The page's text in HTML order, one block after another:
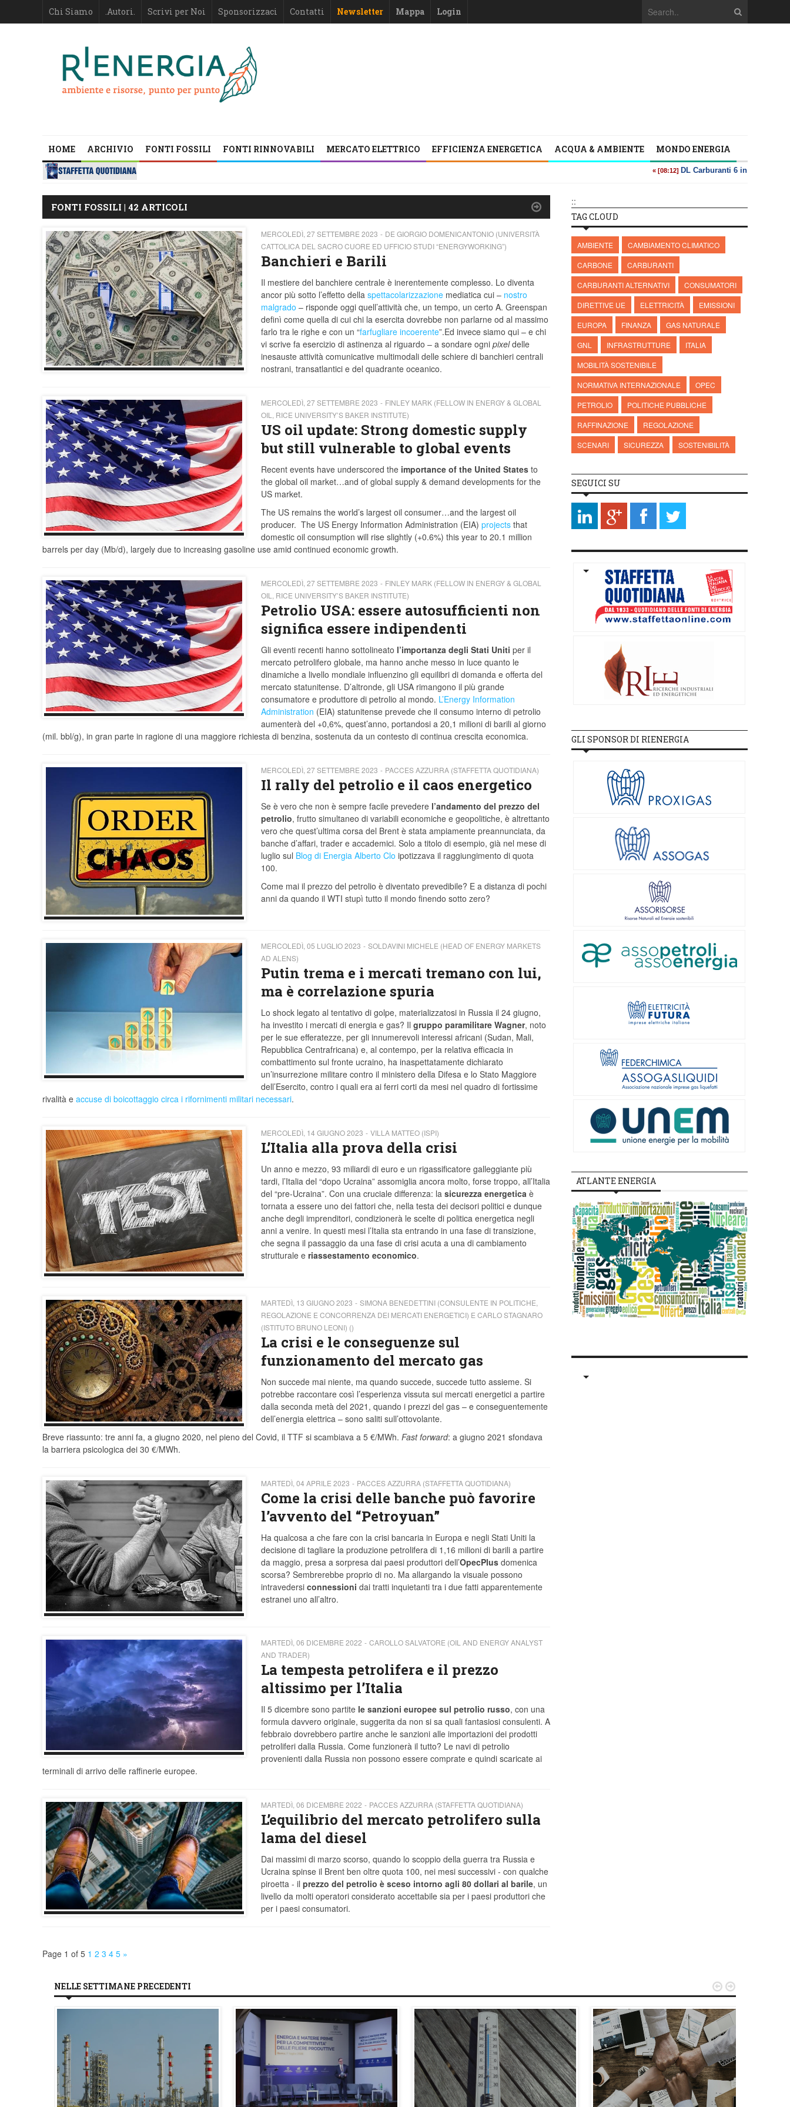
Chi Siamo .Autori. Scrivi per Noi Sponsorizzaci Contatti Newsletter Mappa Login
HOME ARCHIVIO FONTI FOSSILI FONTI RINNOVABILI MERCATO ELETTRICO EFFICIENZA ENERGETICA ACQUA & AMBIENTE MONDO ENERGIA
::
FONTI FOSSILI | 42 ARTICOLI
MERCOLEDÌ, 27 SETTEMBRE 2023
DE GIORGIO DOMENICANTONIO (UNIVERSITÀ
CATTOLICA DEL SACRO CUORE ED UFFICIO STUDI “ENERGYWORKING”)
Banchieri e Barili
Il mestiere del banchiere centrale è inerentemente complesso. Lo diventa
ancor più sotto l’effetto della spettacolarizzazionemediatica cui – nostro
malgrado – risponde oggi quell’attività che, un tempo, un certo A. Greenspan
definì come quella di cui chi la esercita dovrebbe non parlarne od al massimo
farlo tra le righe e con un “farfugliare incoerente”.Ed invece siamo qui – e chi
vi scrive fa esercizio di astinenza al riguardo – a sondare ogni pixeldelle
inesauste attività comunicative multimodali delle schiere di banchieri centrali
nostrani, transatlantici e del quadrante oceanico.
MERCOLEDÌ, 27 SETTEMBRE 2023
FINLEY MARK (FELLOW IN ENERGY & GLOBAL
OIL, RICE UNIVERSITY’S BAKER INSTITUTE)
US oil update: Strong domestic supply
but still vulnerable to global events
Recent events have underscored the importance of the United Statesto
the global oil market…and of global supply & demand developments for the
US market.
The US remains the world’s largest oil consumer…and the largest oil
producer. The US Energy Information Administration (EIA) projectsthat
domestic oil consumption will rise slightly (+0.6%) this year to 20.1 million
barrels per day (Mb/d), largely due to increasing gasoline use amid continued economic growth.
MERCOLEDÌ, 27 SETTEMBRE 2023
FINLEY MARK (FELLOW IN ENERGY & GLOBAL
OIL, RICE UNIVERSITY’S BAKER INSTITUTE)
Petrolio USA: essere autosufficienti non
significa essere indipendenti
Gli eventi recenti hanno sottolineato l’importanza degli Stati Uniti per il
mercato petrolifero globale, ma hanno anche messo in luce quanto le
dinamiche a livello mondiale influenzino gli equilibri di domanda e offerta del
mercato statunitense. D’altronde, gli USA rimangono il più grande
consumatore e produttore di petrolio al mondo. L’Energy Information
Administration (EIA) statunitense prevede che il consumo interno di petrolio
aumenterà del +0,6%, quest’anno, portandosi a 20,1 milioni di barili al giorno
(mil. bbl/g), in gran parte in ragione di una maggiore richiesta di benzina, sostenuta da un contesto di continua crescita economica.
MERCOLEDÌ, 27 SETTEMBRE 2023 PACCES AZZURRA (STAFFETTA QUOTIDIANA)
Il rally del petrolio e il caos energetico
Se è vero che non è sempre facile prevedere l’andamento del prezzo del
petrolio, frutto simultaneo di variabili economiche e geopolitiche, è altrettanto
vero che quest’ultima corsa del Brent è stata ampiamente preannunciata, da
banche d’affari, trader e accademici. Solo a titolo di esempio, già nel mese di
luglio sul Blog di Energia Alberto Clo ipotizzava il raggiungimento di quota
100.
Come mai il prezzo del petrolio è diventato prevedibile? E a distanza di pochi
anni da quando il WTI stupì tutto il mondo finendo sotto zero?
MERCOLEDÌ, 05 LUGLIO 2023
SOLDAVINI MICHELE (HEAD OF ENERGY MARKETS
AD ALENS)
Putin trema e i mercati tremano con lui,
ma è correlazione spuria
Lo shock legato al tentativo di golpe, materializzatosi in Russia il 24 giugno,
ha investito i mercati di energia e gas? Il gruppo paramilitare Wagner, noto
per le sue efferatezze, per gli innumerevoli interessi africani (Sudan, Mali,
Repubblica Centrafricana) e, al contempo, per la relativa efficacia in
combattimento sul fronte ucraino, ha inaspettatamente dichiarato
un’insurrezione militare contro il ministero della Difesa e lo Stato Maggiore
dell’Esercito, contro i quali era ai ferri corti da mesi nel quadro di fortissime
rivalità e accuse di boicottaggio circa i rifornimenti militari necessari.
MERCOLEDÌ, 14 GIUGNO 2023 VILLA MATTEO (ISPI)
L’Italia alla prova della crisi
Un anno e mezzo, 93 miliardi di euro e un rigassificatore galleggiante più
tardi, l’Italia del “dopo Ucraina” assomiglia ancora molto, forse troppo, all’Italia
del “pre-Ucraina”. Con una cruciale differenza: la sicurezza energetica è
tornata a essere uno dei fattori che, nella testa dei decisori politici e dunque
anche degli imprenditori, condizionerà le scelte di politica energetica negli
anni a venire. In questi mesi l’Italia sta entrando in una fase di transizione,
che segna il passaggio da una fase di crisi acuta a una di cambiamento
strutturale e riassestamento economico.
MARTEDÌ, 13 GIUGNO 2023
SIMONA BENEDETTINI (CONSULENTE IN POLITICHE,
REGOLAZIONE E CONCORRENZA DEI MERCATI ENERGETICI) E CARLO STAGNARO
(ISTITUTO BRUNO LEONI) ()
La crisi e le conseguenze sul
funzionamento del mercato gas
Non succede mai niente, ma quando succede, succede tutto assieme. Si
potrebbe raccontare così l’esperienza vissuta sui mercati energetici a partire
dalla seconda metà del 2021, quando i prezzi del gas – e conseguentemente
dell’energia elettrica – sono saliti sull’ottovolante.
Breve riassunto: tre anni fa, a giugno 2020, nel pieno del Covid, il TTF si scambiava a 5 €/MWh. Fast forward: a giugno 2021 sfondava
la barriera psicologica dei 30 €/MWh.
MARTEDÌ, 04 APRILE 2023 PACCES AZZURRA (STAFFETTA QUOTIDIANA)
Come la crisi delle banche può favorire
l’avvento del “Petroyuan”
Ha qualcosa a che fare con la crisi bancaria in Europa e negli Stati Uniti la
decisione di tagliare la produzione petrolifera di 1,16 milioni di barili a partire
da maggio, presa a sorpresa dai paesi produttori dell’OpecPlus domenica
scorsa? Sembrerebbe proprio di no. Ma allargando la visuale possono
intravedersi connessioni dai tratti inquietanti tra i due fatti apparentemente
estranei uno all’altro.
MARTEDÌ, 06 DICEMBRE 2022
CAROLLO SALVATORE (OIL AND ENERGY ANALYST
AND TRADER)
La tempesta petrolifera e il prezzo
altissimo per l’Italia
Il 5 dicembre sono partite le sanzioni europee sul petrolio russo, con una
formula davvero originale, suggerita da non si sa quali fantasiosi consulenti. A
febbraio dovrebbero partire anche le sanzioni alle importazioni dei prodotti
petroliferi dalla Russia. Come funzionerà il tutto? Le navi di petrolio
provenienti dalla Russia non possono essere comprate e quindi scaricate ai
terminali di arrivo delle raffinerie europee.
MARTEDÌ, 06 DICEMBRE 2022 PACCES AZZURRA (STAFFETTA QUOTIDIANA)
L’equilibrio del mercato petrolifero sulla
lama del diesel
Dai massimi di marzo scorso, quando lo scoppio della guerra tra Russia e
Ucraina spinse il Brent ben oltre quota 100, nei mesi successivi - con qualche
piroetta - il prezzo del petrolio è sceso intorno agli 80 dollari al barile, un
livello da molti operatori considerato accettabile sia per i paesi produttori che
per i paesi consumatori.
Page 1 of 5 1 2 3 4 5 »
TAG CLOUD
AMBIENTE
CAMBIAMENTO CLIMATICO
CARBONE
CARBURANTI
CARBURANTI ALTERNATIVI
CONSUMATORI
DIRETTIVE UE
ELETTRICITÀ
EMISSIONI
EUROPA
FINANZA
GAS NATURALE
GNL
INFRASTRUTTURE
ITALIA
MOBILITÀ SOSTENIBILE
NORMATIVA INTERNAZIONALE
OPEC
PETROLIO
POLITICHE PUBBLICHE
RAFFINAZIONE
REGOLAZIONE
SCENARI
SICUREZZA SOSTENIBILITÀ
SEGUICI SU
GLI SPONSOR DI RIENERGIA
ATLANTE ENERGIA
NELLE SETTIMANE PRECEDENTI  